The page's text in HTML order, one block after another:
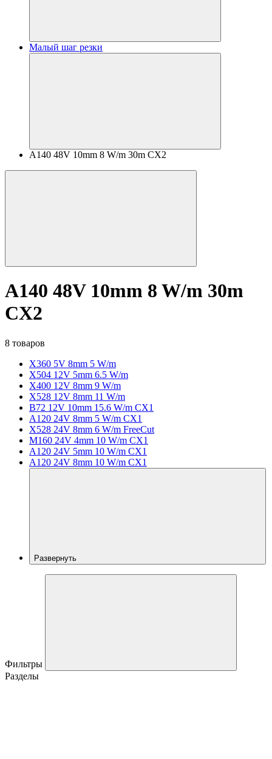
Малый шаг резки
A140 48V 10mm 8 W/m 30m CX2
A140 48V 10mm 8 W/m 30m
CX2
8 товаров
X360 5V 8mm 5 W/m
X504 12V 5mm 6.5 W/m
X400 12V 8mm 9 W/m
X528 12V 8mm 11 W/m
B72 12V 10mm 15.6 W/m CX1
A120 24V 8mm 5 W/m CX1
X528 24V 8mm 6 W/m FreeCut
M160 24V 4mm 10 W/m CX1
A120 24V 5mm 10 W/m CX1
A120 24V 8mm 10 W/m CX1
Развернуть
Фильтры
Разделы